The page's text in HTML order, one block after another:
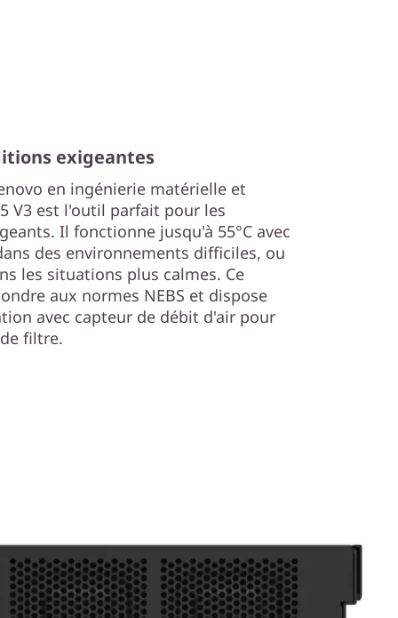
exigeantes
en ingénierie matérielle et
V3 est l'outil parfait pour les
Il fonctionne jusqu'à 55°C avec
des environnements difficiles, ou
les situations plus calmes. Ce
aux normes NEBS et dispose
avec capteur de débit d'air pour
filtre.